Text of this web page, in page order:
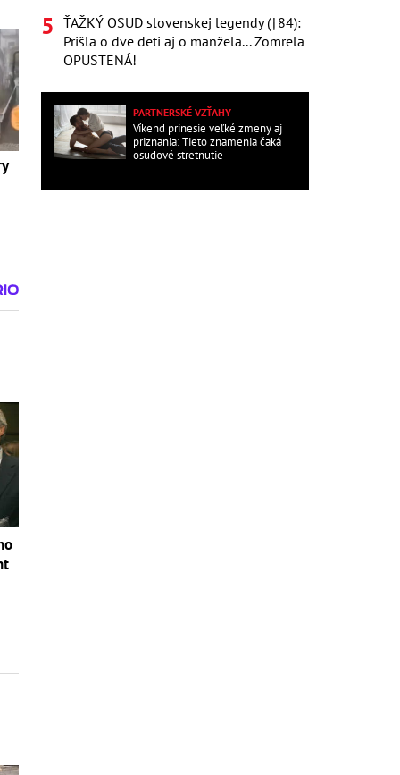
ŤAŽKÝ OSUD slovenskej legendy (†84):
Prišla o dve deti aj o manžela... Zomrela
OPUSTENÁ!
PARTNERSKÉ VZŤAHY
Víkend prinesie veľké zmeny aj
priznania: Tieto znamenia čaká
osudové stretnutie